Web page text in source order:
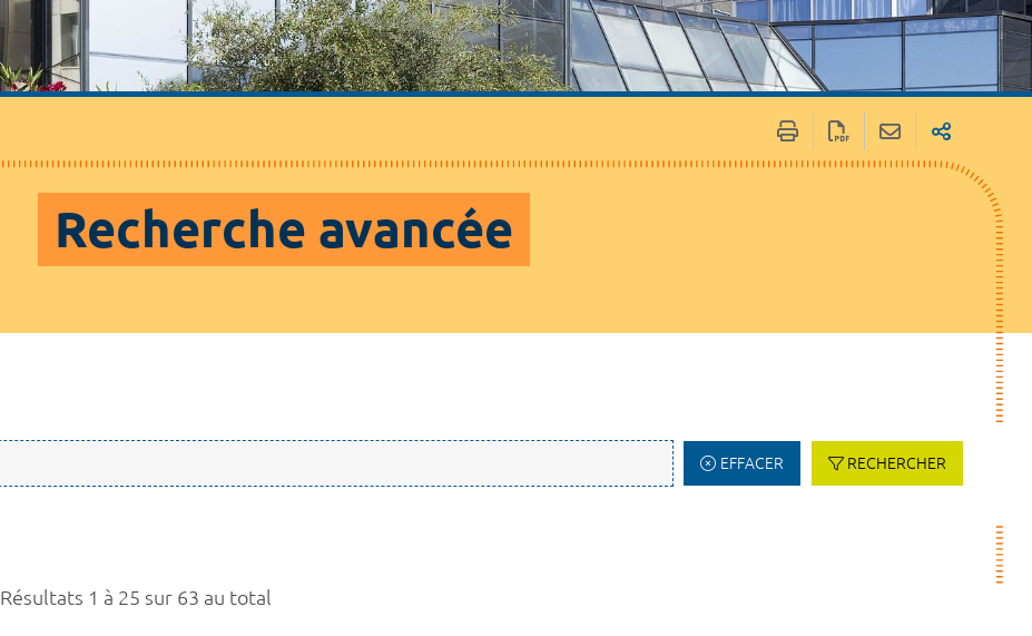
Recherche avancée
EFFACER RECHERCHER
Résultats 1 à 25 sur 63 au total